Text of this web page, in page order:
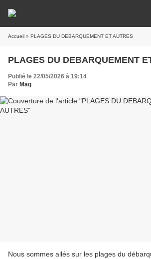
Accueil » PLAGES DU DEBARQUEMENT ET AUTRES
PLAGES DU DEBARQUEMENT
Publié le 22/05/2026 à 19:14
Par Mag
Nous sommes allés sur les plages du